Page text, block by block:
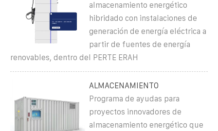
almacenamiento energético
hibridado con instalaciones de
generación de energía eléctrica a
partir de fuentes de energía
renovables, dentro del PERTE ERAH
ALMACENAMIENTO
Programa de ayudas para
proyectos innovadores de
almacenamiento energético que